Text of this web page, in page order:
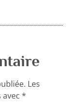
Les
avec*